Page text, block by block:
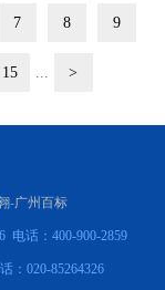
7 8 9
15 ... >
-广州百标
电话：400-900-2859
020-85264326